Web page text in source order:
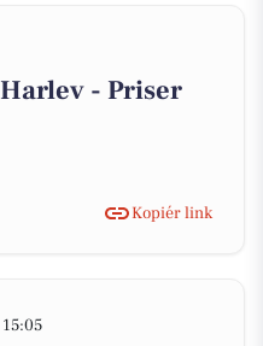
- Priser
Kopiér link